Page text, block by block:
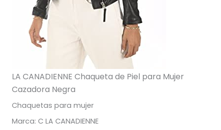
LA CANADIENNE Chaqueta de Piel para Mujer
Cazadora Negra
Chaquetas para mujer
Marca: C LA CANADIENNE